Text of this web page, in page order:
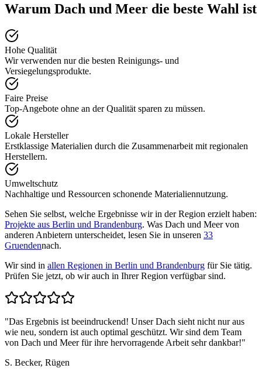
Warum Dach und Meer die beste Wahl ist
Hohe Qualität
Wir verwenden nur die besten Reinigungs- und
Versiegelungsprodukte.
Faire Preise
Top-Angebote ohne an der Qualität sparen zu müssen.
Lokale Hersteller
Erstklassige Materialien durch die Zusammenarbeit mit regionalen
Herstellern.
Umweltschutz
Nachhaltige und Ressourcen schonende Materialiennutzung.
Sehen Sie selbst, welche Ergebnisse wir in der Region erzielt haben:
Projekte aus Berlin und Brandenburg. Was Dach und Meer von
anderen Anbietern unterscheidet, lesen Sie in unseren 33
Gruendennach.
Wir sind in allen Regionen in Berlin und Brandenburg für Sie tätig.
Prüfen Sie jetzt, ob wir auch in Ihrer Region verfügbar sind.
"Das Ergebnis ist beeindruckend! Unser Dach sieht nicht nur aus
wie neu, sondern ist auch optimal geschützt. Wir sind dem Team
von Dach und Meer für ihre hervorragende Arbeit sehr dankbar!"
S. Becker, Rügen